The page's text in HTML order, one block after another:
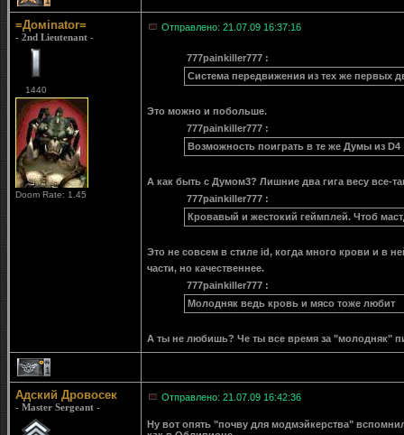
=Домinator=
- 2nd Lieutenant -
1440
Doom Rate: 1.45
Отправлено: 21.07.09 16:37:16
777painkiller777 :
Система передвижения из тех же первых
Это можно и побольше.
777painkiller777 :
Возможность поиграть в те же Думы из D4
А как быть с Думом3? Лишние два гига весу все-
777painkiller777 :
Кровавый и жестокий геймплей. Чтоб
Это не совсем в стиле id, когда много крови и в
части, но качественнее.
777painkiller777 :
Молодняк ведь кровь и мясо тоже любит
А ты не любишь? Че ты все время за "молодняк"
1
Адский Дровосек
- Master Sergeant -
Отправлено: 21.07.09 16:42:36
Ну вот опять "почву для модмэйкерства"